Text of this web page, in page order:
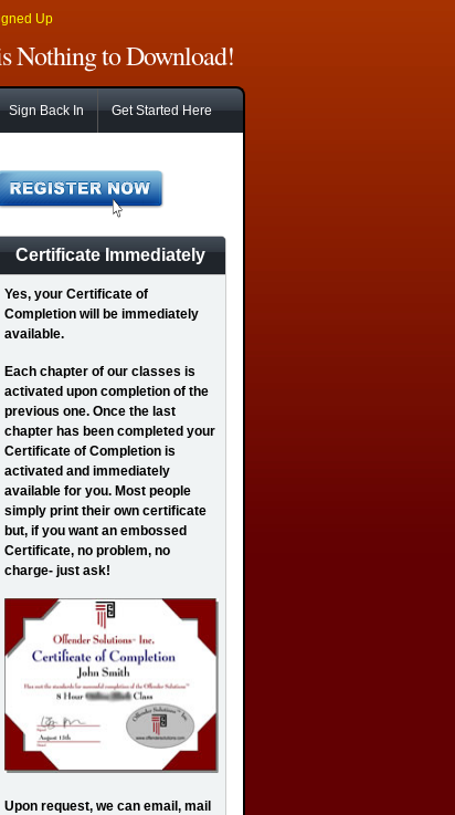
Up
Nothing to Download!
Sign Back In Get Started Here
Certificate Immediately
Yes, your Certificate of
Completion will be immediately
available.
Each chapter of our classes is
activated upon completion of the
previous one. Once the last
chapter has been completed your
Certificate of Completion is
activated and immediately
available for you. Most people
simply print their own certificate
but, if you want an embossed
Certificate, no problem, no
charge- just ask!
Upon request, we can email, mail